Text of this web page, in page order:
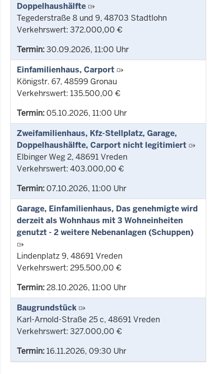
Doppelhaushälfte
Tegederstraße 8 und 9, 48703 Stadtlohn
Verkehrswert: 372.000,00 €
Termin:30.09.2026, 11:00 Uhr
Einfamilienhaus, Carport
Königstr. 67, 48599 Gronau
Verkehrswert: 135.500,00 €
Termin:05.10.2026, 11:00 Uhr
Zweifamilienhaus, Kfz-Stellplatz, Garage,
Doppelhaushälfte, Carport nicht legitimiert
Elbinger Weg 2, 48691 Vreden
Verkehrswert: 403.000,00 €
Termin:07.10.2026, 11:00 Uhr
Garage, Einfamilienhaus, Das genehmigte wird
derzeit als Wohnhaus mit 3 Wohneinheiten
genutzt - 2 weitere Nebenanlagen (Schuppen)
Lindenplatz 9, 48691 Vreden
Verkehrswert: 295.500,00 €
Termin:28.10.2026, 11:00 Uhr
Baugrundstück
Karl-Arnold-Straße 25 c, 48691 Vreden
Verkehrswert: 327.000,00 €
Termin:16.11.2026, 09:30 Uhr